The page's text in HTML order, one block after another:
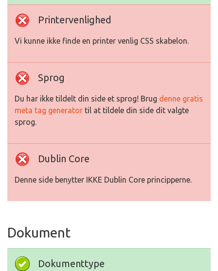
Printervenlighed
Vi kunne ikke finde en printer venlig CSS skabelon.
Sprog
Du har ikke tildelt din side et sprog! Brug denne gratis
meta tag generator til at tildele din side dit valgte
sprog.
Dublin Core
Denne side benytter IKKE Dublin Core principperne.
Dokument
Dokumenttype